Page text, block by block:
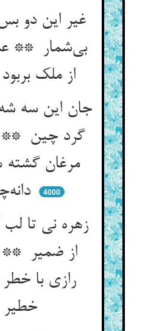
غیر این دو
بی‌شمار **
جان این سه
گرد چین **
مرغان گشته
دانه‌چین
4000
زهره نی تا لب
از ضمیر **
رازی با خطر
خطیر